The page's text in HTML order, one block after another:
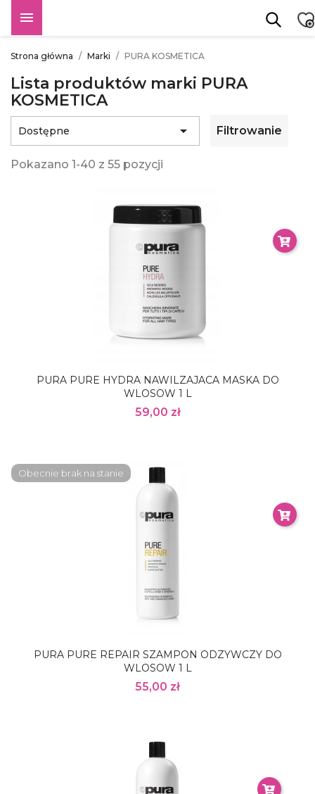

Strona główna Marki PURA KOSMETICA
Lista produktów marki PURA
KOSMETICA
Dostępne  Filtrowanie
Pokazano 1-40 z 55 pozycji
PURA PURE HYDRA NAWILZAJACA MASKA DO
WLOSOW 1 L
59,00 zł
PURA PURE REPAIR SZAMPON ODZYWCZY DO
WLOSOW 1 L
55,00 zł
Obecnie brak na stanie